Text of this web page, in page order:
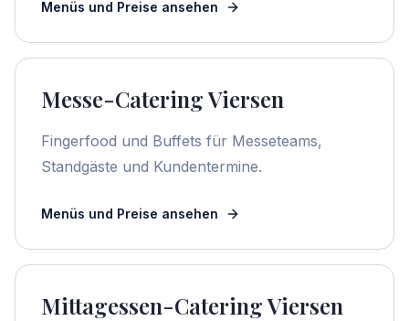
Menüs und Preise ansehen
Messe-Catering Viersen
Fingerfood und Buffets für Messeteams,
Standgäste und Kundentermine.
Menüs und Preise ansehen
Mittagessen-Catering Viersen